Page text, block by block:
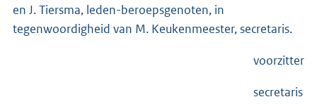
en J. Tiersma, leden-beroepsgenoten, in
tegenwoordigheid van M. Keukenmeester, secretaris.
voorzitter
secretaris